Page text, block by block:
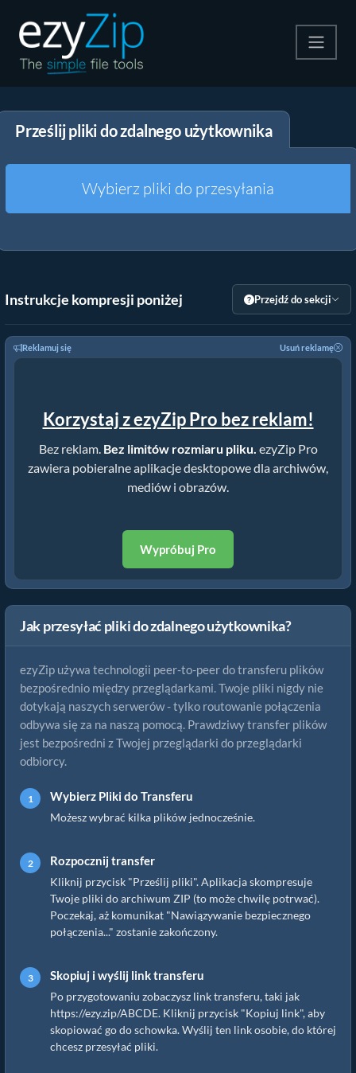
Rozpakuj
Inne narzędzia
Prześlij pliki do zdalnego użytkownika
Wybierz pliki do przesyłania
Instrukcje kompresji poniżej Przejdź do sekcji
Reklamuj się Usuń reklamę
Korzystaj z ezyZip Pro bez reklam!
Bez reklam. Bez limitów rozmiaru pliku. ezyZip Pro
zawiera pobieralne aplikacje desktopowe dla archiwów,
mediów i obrazów.
Wypróbuj Pro
Jak przesyłać pliki do zdalnego użytkownika?
ezyZip używa technologii peer-to-peer do transferu plików
bezpośrednio między przeglądarkami. Twoje pliki nigdy nie
dotykają naszych serwerów - tylko routowanie połączenia
odbywa się za na naszą pomocą. Prawdziwy transfer plików
jest bezpośredni z Twojej przeglądarki do przeglądarki
odbiorcy.
Wybierz Pliki do Transferu
Możesz wybrać kilka plików jednocześnie.
Rozpocznij transfer
Kliknij przycisk "Prześlij pliki". Aplikacja skompresuje
Twoje pliki do archiwum ZIP (to może chwilę potrwać).
Poczekaj, aż komunikat "Nawiązywanie bezpiecznego
połączenia..." zostanie zakończony.
Skopiuj i wyślij link transferu
Po przygotowaniu zobaczysz link transferu, taki jak
https://ezy.zip/ABCDE. Kliknij przycisk "Kopiuj link", aby
skopiować go do schowka. Wyślij ten link osobie, do której
chcesz przesyłać pliki.